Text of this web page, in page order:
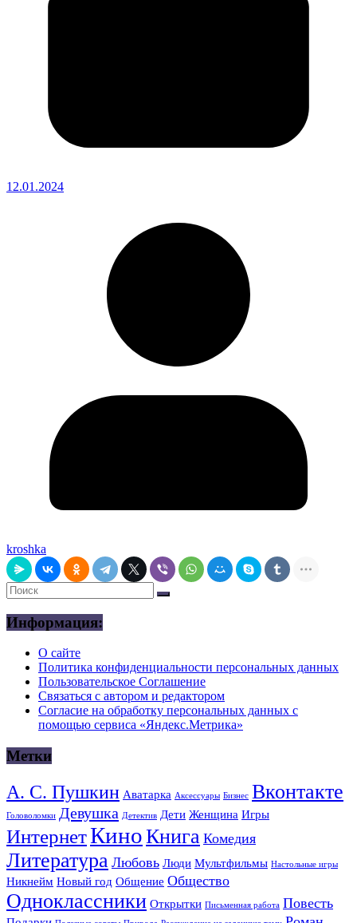
12.01.2024
kroshka
Информация:
О сайте
Политика конфиденциальности персональных данных
Пользовательское Соглашение
Связаться с автором и редактором
Согласие на обработку персональных данных с
помощью сервиса «Яндекс.Метрика»
Метки
А. С. Пушкин Аватарка Аксессуары Бизнес Вконтакте
Головоломки Девушка Детектив Дети Женщина Игры
ИнтернетКиноКнига Комедия
Литература Любовь Люди Мультфильмы Настольные игры
Никнейм Новый год Общение Общество
Одноклассники Открытки Письменная работа Повесть